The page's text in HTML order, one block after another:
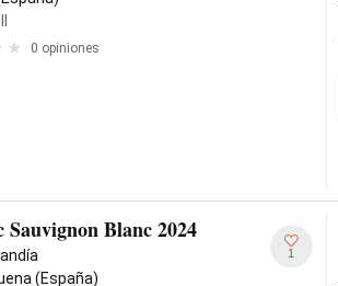
0 opiniones
Sauvignon Blanc 2024
(España)
1